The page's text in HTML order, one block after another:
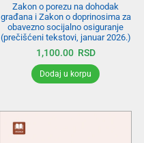
Zakon o porezu na dohodak
građana i Zakon o doprinosima za
obavezno socijalno osiguranje
(prečišćeni tekstovi, januar 2026.)
1,100.00 RSD
Dodaj u korpu